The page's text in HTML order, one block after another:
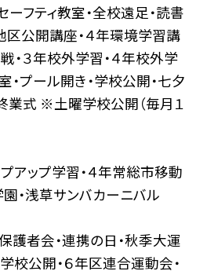
ーフティ教室・全校遠足・読書
区公開講座・４年環境学習講
・３年校外学習・４年校外学
・プール開き・学校公開・七夕
業式 ※土曜学校公開（毎月１
アップ学習・４年常総市移動
・浅草サンバカーニバル
護者会・連携の日・秋季大運
校公開・６年区連合運動会・